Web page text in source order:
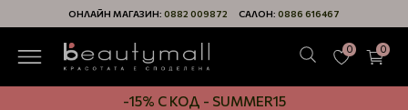
ОНЛАЙН МАГАЗИН: 0882 009872 САЛОН: 0886 616467
0 0
-15% С КОД - SUMMER15